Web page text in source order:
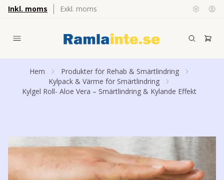
Inkl. moms Exkl. moms
Hem
Produkter för Rehab & Smärtlindring
Kylpack & Värme för Smärtlindring
Kylgel Roll- Aloe Vera – Smärtlindring & Kylande Effekt